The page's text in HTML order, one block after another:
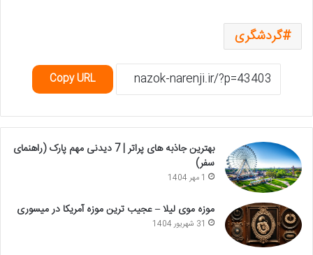
گردشگری
Copy URL
بهترین جاذبه های پراتر | 7 دیدنی مهم پارک (راهنمای
سفر)
1 مهر 1404
موزه موی لیلا – عجیب ترین موزه آمریکا در میسوری
31 شهریور 1404